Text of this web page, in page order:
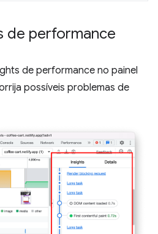
de performance
de performance no painel
possíveis problemas de